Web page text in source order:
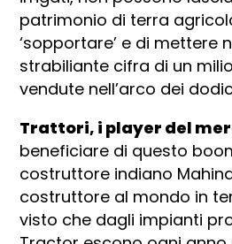
patrimonio di terra
‘sopportare’ e di mettere
strabiliante cifra di un
vendute nell’arco dei
Trattori, i player del
beneficiare di questo
costruttore indiano
costruttore al mondo in
visto che dagli impianti